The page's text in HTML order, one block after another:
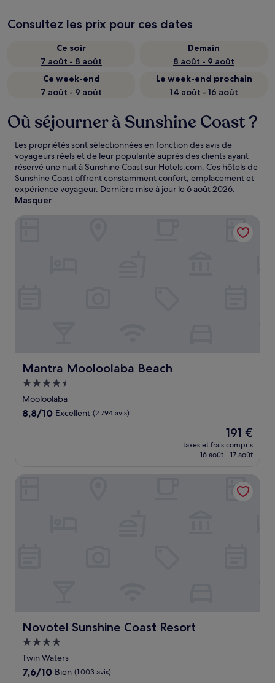
Consultez les prix pour ces dates
Ce soir
7 août - 8 août
Demain
8 août - 9 août
Ce week-end
7 août - 9 août
Le week-end prochain
14 août - 16 août
Où séjourner à Sunshine Coast ?
Les propriétés sont sélectionnées en fonction des avis de
voyageurs réels et de leur popularité auprès des clients ayant
réservé une nuit à Sunshine Coast sur Hotels.com. Ces hôtels de
Sunshine Coast offrent constamment confort, emplacement et
expérience voyageur. Dernière mise à jour le6 août 2026.
Masquer
Mantra Mooloolaba Beach
Mantra Mooloolaba Beach
Hébergement
4.5 étoiles
Mooloolaba
8.8
8,8/10 Excellent (2 794 avis)
Le
nouveau
prix
de
191 €
191 €
taxes et frais compris
16 août - 17 août
Novotel Sunshine Coast Resort
Novotel Sunshine Coast Resort
Hébergement
4.0 étoiles
Twin Waters
7.6
7,6/10 Bien (1 003 avis)